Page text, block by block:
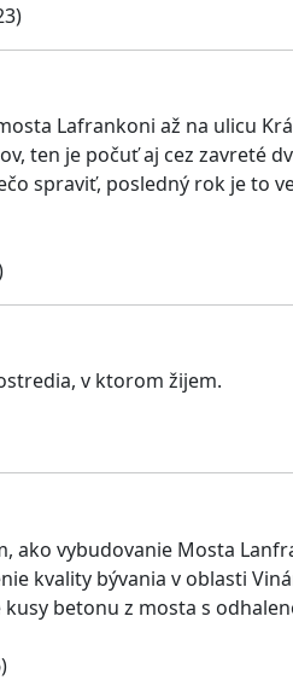
Lafrankoni až na ulicu
ten je počuť aj cez zavreté
spraviť, posledný rok je to
v ktorom žijem.
ako vybudovanie Mosta
kvality bývania v oblasti
betonu z mosta s